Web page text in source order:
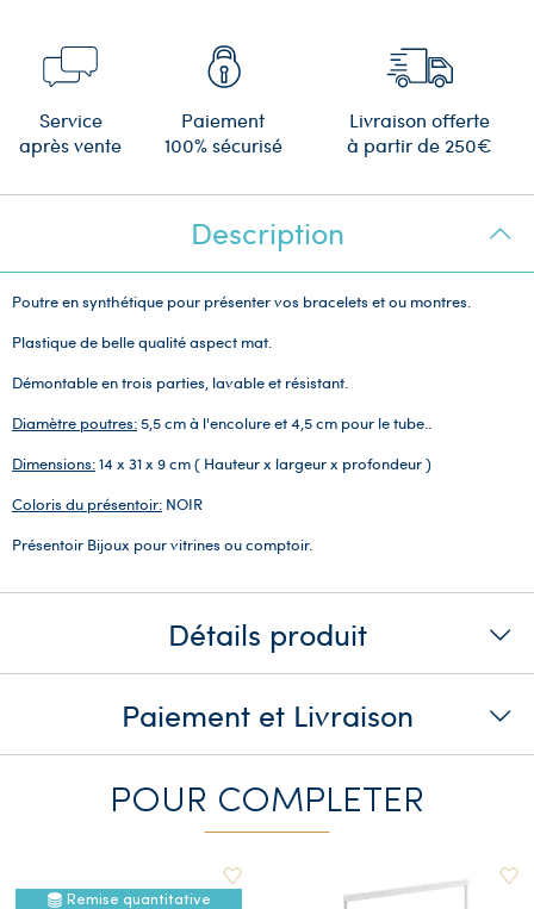
Service
après vente
Paiement
100% sécurisé
Livraison offerte
à partir de 250€
Description
Poutre en synthétique pour présenter vos bracelets et ou montres.
Plastique de belle qualité aspect mat.
Démontable en trois parties, lavable et résistant.
Diamètre poutres:5,5 cm à l'encolure et 4,5 cm pour le tube..
Dimensions:14 x 31 x 9 cm ( Hauteur x largeur x profondeur )
Coloris du présentoir: NOIR
Présentoir Bijoux pour vitrines ou comptoir.
Détails produit
Paiement et Livraison
POUR COMPLETER
Remise quantitative